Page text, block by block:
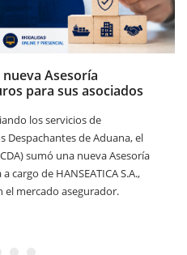
Asesoría
para sus asociados
los servicios de
Despachantes de Aduana, el
sumó una nueva Asesoría
cargo de HANSEATICA S.A.,
el mercado asegurador.